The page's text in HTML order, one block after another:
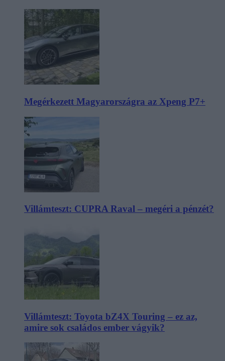
Megérkezett Magyarországra az Xpeng P7+
Villámteszt: CUPRA Raval – megéri a pénzét?
Villámteszt: Toyota bZ4X Touring – ez az,
amire sok családos ember vágyik?